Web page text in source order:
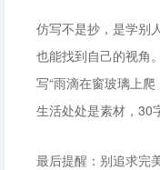
仿写不是抄，是学别
也能找到自己的视角
写“雨滴在窗玻璃上爬
生活处处是素材，30
最后提醒：别追求完